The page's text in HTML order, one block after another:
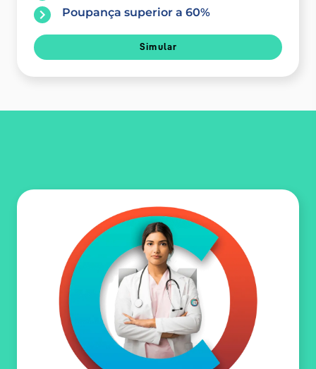
Poupança superior a 60%
Simular